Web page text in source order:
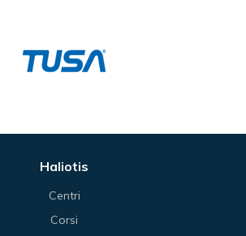
Haliotis
Centri
Corsi